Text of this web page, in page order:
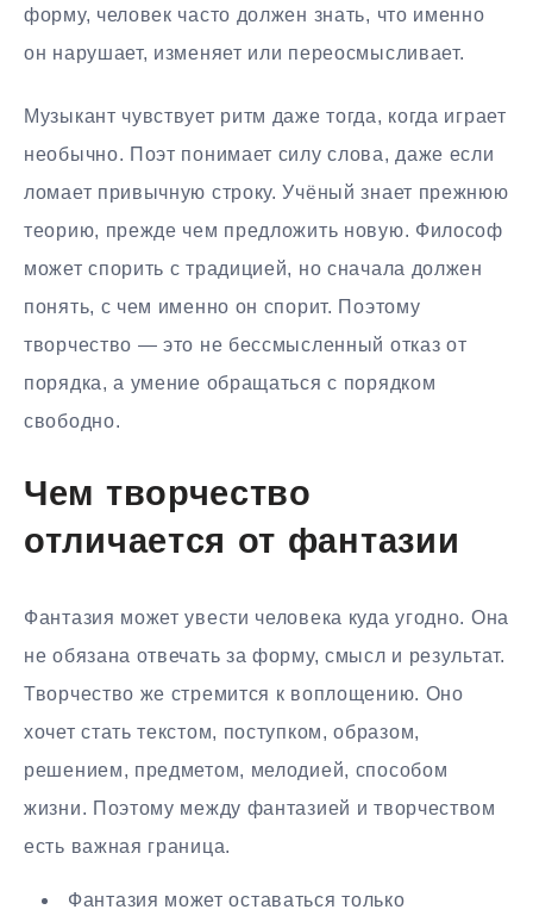
форму, человек часто должен знать, что именно
он нарушает, изменяет или переосмысливает.
Музыкант чувствует ритм даже тогда, когда играет
необычно. Поэт понимает силу слова, даже если
ломает привычную строку. Учёный знает прежнюю
теорию, прежде чем предложить новую. Философ
может спорить с традицией, но сначала должен
понять, с чем именно он спорит. Поэтому
творчество — это не бессмысленный отказ от
порядка, а умение обращаться с порядком
свободно.
Чем творчество
отличается от фантазии
Фантазия может увести человека куда угодно. Она
не обязана отвечать за форму, смысл и результат.
Творчество же стремится к воплощению. Оно
хочет стать текстом, поступком, образом,
решением, предметом, мелодией, способом
жизни. Поэтому между фантазией и творчеством
есть важная граница.
Фантазия может оставаться только